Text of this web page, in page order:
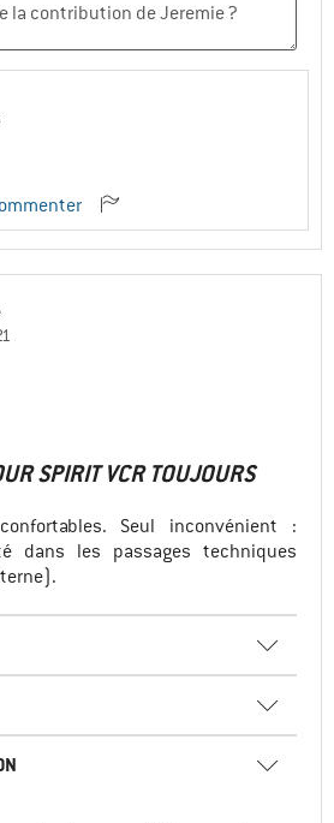
SPIRIT VCR TOUJOURS
Seul inconvénient :
dans les passages techniques